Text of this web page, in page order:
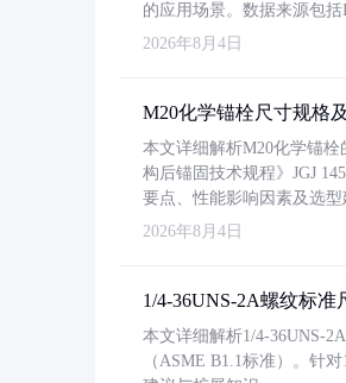
的应用场景。数据来源包
2026年8月4日
M20化学锚栓尺寸规格
本文详细解析M20化学锚
构后锚固技术规程》JGJ
要点、性能影响因素及选型
2026年8月4日
1/4-36UNS-2A螺纹标准
本文详细解析1/4-36UNS-
（ASME B1.1标准）。针